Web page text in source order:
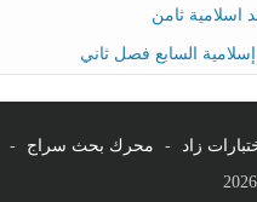
ثامن
السابع فصل ثاني
زاد - محرك بحث سراج -